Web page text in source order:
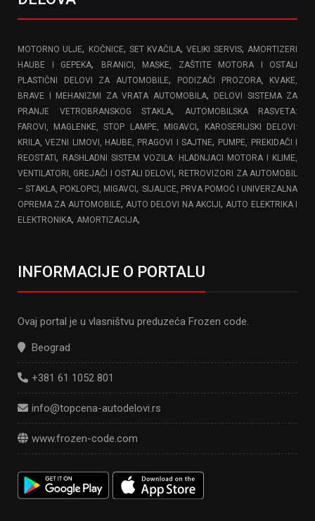
MOTORNO ULJE, KOČNICE, SET KVAČILA,VELIKI SERVIS,AMORTIZERI
HAUBE I GEPEKA,
BRANICI, MASKE, ZAŠTITE MOTORA I OSTALI
PLASTIČNI DELOVI ZA AUTOMOBILE,
PODIZAČI PROZORA, KVAKE,
BRAVE I MEHANIZMI ZA VRATA AUTOMOBILA,
DELOVI SISTEMA ZA
PRANJE VETROBRANSKOG STAKLA,
AUTOMOBILSKA RASVETA:
FAROVI, MAGLENKE, STOP LAMPE, MIGAVCI ,
KAROSERIJSKI DELOVI:
KRILA, VEZNI LIMOVI, HAUBE, PRAGOVI I SAJTNE, PUMPE, PREKIDAČI I
REOSTATI ,
RASHLADNI SISTEM VOZILA: HLADNJACI MOTORA I KLIME,
VENTILATORI, GREJAČI I OSTALI DELOVI, RETROVIZORI ZA AUTOMOBIL
– STAKLA, POKLOPCI, MIGAVCI, SIJALICE, PRVA POMOĆ I UNIVERZALNA
OPREMA ZA AUTOMOBILE,AUTO DELOVI NA AKCIJI,AUTO ELEKTRIKA I
ELEKTRONIKA, AMORTIZACIJA,
INFORMACIJE O PORTALU
Ovaj portal je u vlasništvu preduzeća Frozen code.
Beograd
+381 61 1052 801
info@topcena-autodelovi.rs
www.frozen-code.com